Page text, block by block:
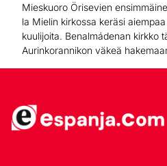
Mieskuoro Örisevien
la Mielin kirkossa keräsi
kuulijoita. Benalmádenan kirkko
Aurinkorannikon väkeä